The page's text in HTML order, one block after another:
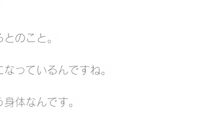
のこと。
っているんですね。
体なんです。